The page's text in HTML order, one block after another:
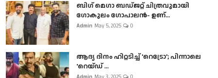
ബി​ഗ് മെഗാ ബഡ്ജറ്റ് ചിത്രവുമായി
ഗോകുലം ഗോപാലൻ- ഉണ്...
Admin May 5, 2025 0
ആദ്യ ദിനം ഹിറ്റടിച്ച് 'റെട്രോ'; പിന്നാലെ
'റെയ്ഡ് ...